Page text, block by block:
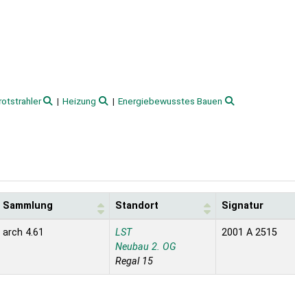
Heizung
Energiebewusstes Bauen
Sammlung Standort Signatur
arch 4.61
LST
Neubau 2. OG
Regal 15
2001 A 2515